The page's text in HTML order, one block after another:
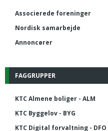
Associerede foreninger
Nordisk samarbejde
Annoncører
FAGGRUPPER
KTC Almene boliger - ALM
KTC Byggelov - BYG
KTC Digital forvaltning - DFO